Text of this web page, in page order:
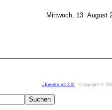
Mittwoch, 13. August
JEvents v2.2.8 Copyright ©